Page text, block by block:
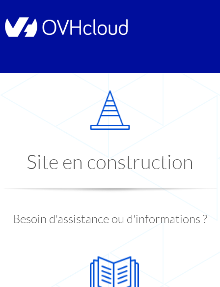
Site en construction
Besoin d'assistance ou d'informations ?